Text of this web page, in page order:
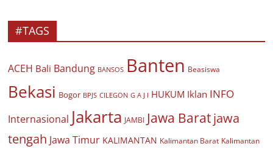
#TAGS
ACEH Bali Bandung BANSOS Banten Beasiswa
Bekasi Bogor BPJS CILEGON G A J I HUKUM Iklan INFO
Internasional Jakarta JAMBI Jawa Baratjawa
tengah Jawa Timur KALIMANTAN Kalimantan Barat Kalimantan